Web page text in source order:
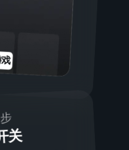
关